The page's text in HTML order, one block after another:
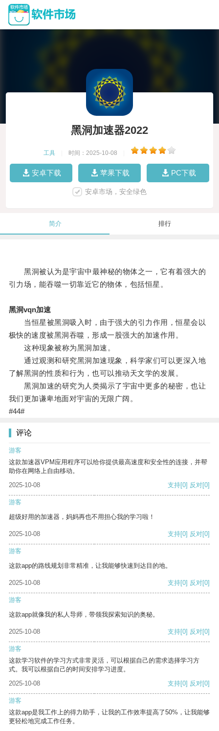
黑洞加速器2022
工具 时间：2025-10-08
安卓下载 苹果下载 PC下载
安卓市场，安全绿色
简介 排行
黑洞被认为是宇宙中最神秘的物体之一，它有着强大的
引力场，能吞噬一切靠近它的物体，包括恒星。
黑洞vqn加速
当恒星被黑洞吸入时，由于强大的引力作用，恒星会以
极快的速度被黑洞吞噬，形成一股强大的加速作用。
这种现象被称为黑洞加速。
通过观测和研究黑洞加速现象，科学家们可以更深入地
了解黑洞的性质和行为，也可以推动天文学的发展。
黑洞加速的研究为人类揭示了宇宙中更多的秘密，也让
我们更加谦卑地面对宇宙的无限广阔。
#44#
评论
游客
这款加速器VPM应用程序可以给你提供最高速度和安全性的连接，并帮
助你在网络上自由移动。
2025-10-08
支持[0] 反对[0]
游客
超级好用的加速器，妈妈再也不用担心我的学习啦！
2025-10-08 支持[0] 反对[0]
游客
这款app的路线规划非常精准，让我能够快速到达目的地。
2025-10-08 支持[0] 反对[0]
游客
这款app就像我的私人导师，带领我探索知识的奥秘。
2025-10-08 支持[0] 反对[0]
游客
这款学习软件的学习方式非常灵活，可以根据自己的需求选择学习方
式。我可以根据自己的时间安排学习进度。
2025-10-08
支持[0] 反对[0]
游客
这款app是我工作上的得力助手，让我的工作效率提高了50%，让我能够
更轻松地完成工作任务。